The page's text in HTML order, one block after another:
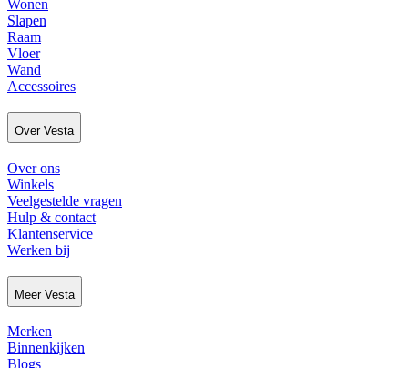
Wonen
Slapen
Raam
Vloer
Wand
Accessoires
Over Vesta
Over ons
Winkels
Veelgestelde vragen
Hulp & contact
Klantenservice
Werken bij
Meer Vesta
Merken
Binnenkijken
Blogs